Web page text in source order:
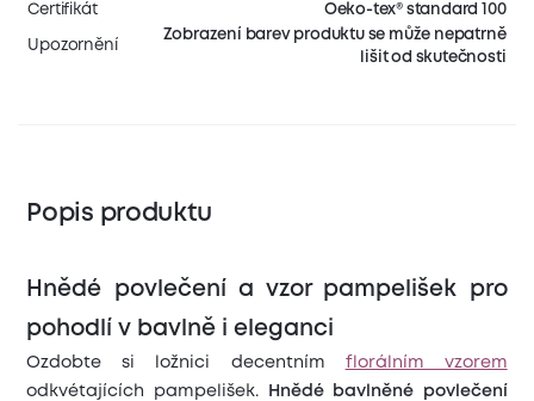
Certifikát
Oeko-tex® standard 100
Upozornění
Zobrazení barev produktu se může nepatrně
lišit od skutečnosti
Popis produktu
Hnědé povlečení a vzor pampelišek pro
pohodlí v bavlně i eleganci
Ozdobte si ložnici decentním florálním vzorem
odkvétajících pampelišek.Hnědé bavlněné povlečení